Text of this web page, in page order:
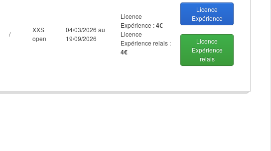
/
XXS
open
04/03/2026 au
19/09/2026
Licence
Expérience :4€
Licence
Expérience relais :
4€
Licence
Expérience
Licence
Expérience
relais